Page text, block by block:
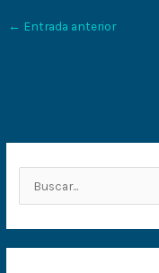
← Entrada anterior